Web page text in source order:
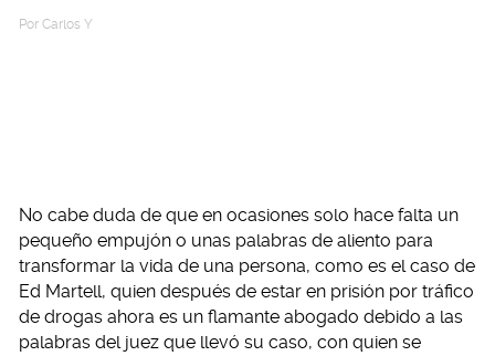
Por Carlos Y
No cabe duda de que en ocasiones solo hace falta un
pequeño empujón o unas palabras de aliento para
transformar la vida de una persona, como es el caso de
Ed Martell, quien después de estar en prisión por tráfico
de drogas ahora es un flamante abogado debido a las
palabras del juez que llevó su caso, con quien se